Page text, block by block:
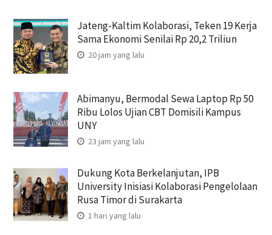
Jateng-Kaltim Kolaborasi, Teken 19 Kerja
Sama Ekonomi Senilai Rp 20,2 Triliun
20 jam yang lalu
Abimanyu, Bermodal Sewa Laptop Rp 50
Ribu Lolos Ujian CBT Domisili Kampus
UNY
23 jam yang lalu
Dukung Kota Berkelanjutan, IPB
University Inisiasi Kolaborasi Pengelolaan
Rusa Timor di Surakarta
1 hari yang lalu